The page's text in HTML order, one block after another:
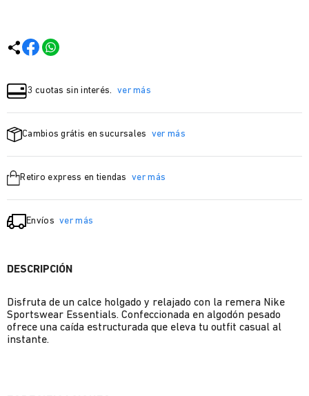
3 cuotas sin interés. ver más
Cambios grátis en sucursales ver más
Retiro express en tiendas ver más
Envíos ver más
DESCRIPCIÓN
Disfruta de un calce holgado y relajado con la remera Nike
Sportswear Essentials. Confeccionada en algodón pesado
ofrece una caída estructurada que eleva tu outfit casual al
instante.